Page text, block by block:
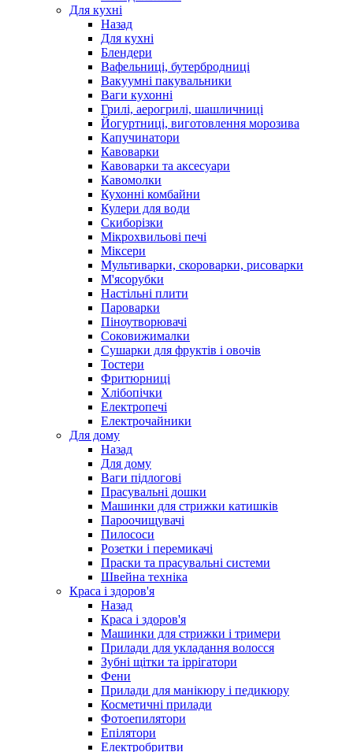
Для кухні
Назад
Для кухні
Блендери
Вафельниці, бутербродниці
Вакуумні пакувальники
Ваги кухонні
Грилі, аерогрилі, шашличниці
Йогуртниці, виготовлення морозива
Капучинатори
Кавоварки
Кавоварки та аксесуари
Кавомолки
Кухонні комбайни
Кулери для води
Скиборізки
Мікрохвильові печі
Міксери
Мультиварки, скороварки, рисоварки
М'ясорубки
Настільні плити
Пароварки
Піноутворювачі
Соковижималки
Сушарки для фруктів і овочів
Тостери
Фритюрниці
Хлібопічки
Електропечі
Електрочайники
Для дому
Назад
Для дому
Ваги підлогові
Прасувальні дошки
Машинки для стрижки катишків
Пароочищувачі
Пилососи
Розетки і перемикачі
Праски та прасувальні системи
Швейна техніка
Краса і здоров'я
Назад
Краса і здоров'я
Машинки для стрижки і тримери
Прилади для укладання волосся
Зубні щітки та іррігатори
Фени
Прилади для манікюру і педикюру
Косметичні прилади
Фотоепилятори
Епілятори
Електробритви